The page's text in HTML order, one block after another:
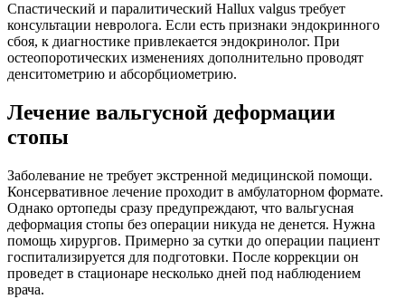
Спастический и паралитический Hallux valgus требует
консультации невролога. Если есть признаки эндокринного
сбоя, к диагностике привлекается эндокринолог. При
остеопоротических изменениях дополнительно проводят
денситометрию и абсорбциометрию.
Лечение вальгусной деформации
стопы
Заболевание не требует экстренной медицинской помощи.
Консервативное лечение проходит в амбулаторном формате.
Однако ортопеды сразу предупреждают, что вальгусная
деформация стопы без операции никуда не денется. Нужна
помощь хирургов. Примерно за сутки до операции пациент
госпитализируется для подготовки. После коррекции он
проведет в стационаре несколько дней под наблюдением
врача.